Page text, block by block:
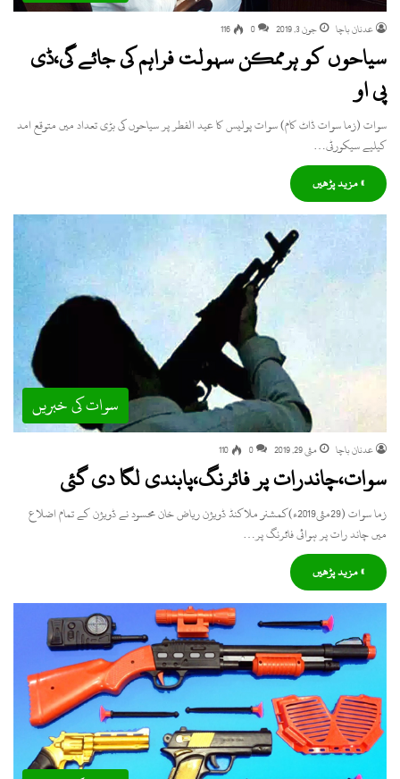
عدنان باچا جون 3, 2019 0
116
سیاحوں کو ہرممکن سہولت فراہم کی جائے گی،ڈی
پی او
سوات (زما سوات ڈاٹ کام) سوات پولیس کا عید الفطر پر سیاحوں کی بڑی تعداد میں متوقع امد
کیلیے سیکورٹی…
» مزید پڑھیں
سوات کی خبریں
عدنان باچا مئی 29, 2019 0
110
سوات،چاندرات پر فائرنگ،پابندی لگا دی گئی
زما سوات (29مئی2019ء)کمشنر ملاکنڈ ڈویژن ریاض خان محسود نے ڈویژن کے تمام اضلاع
میں چاند رات پر ہوائی فائرنگ پر…
» مزید پڑھیں